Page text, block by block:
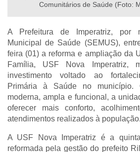
Comunitários de Saúde (Foto:
A Prefeitura de Imperatriz, por
Municipal de Saúde (SEMUS),
feira (01) a reforma e ampliação da
Família, USF Nova Imperatriz,
investimento voltado ao
Primária à Saúde no município.
moderna, ampla e funcional, a
oferecer mais conforto,
atendimentos realizados à população.
A USF Nova Imperatriz é a
reformada pela gestão do prefeito